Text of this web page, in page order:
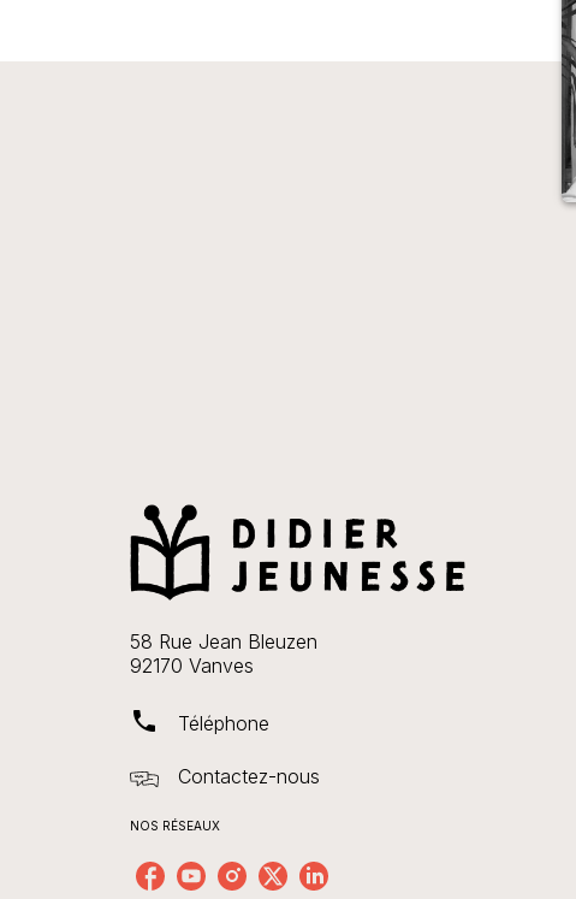
58 Rue Jean Bleuzen
92170 Vanves
phone Téléphone
Contactez-nous
NOS RÉSEAUX